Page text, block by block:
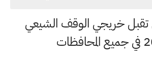
تقبل خريجي الوقف الشيعي